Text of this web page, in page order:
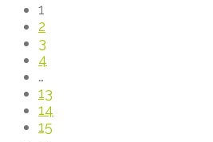
1
2
3
4
…
13
14
15